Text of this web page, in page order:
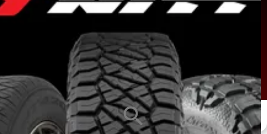
หน้ายาง
ALL
ซีรีส์ยาง
ALL
ขนาดกะทะล้อ
ALL
search